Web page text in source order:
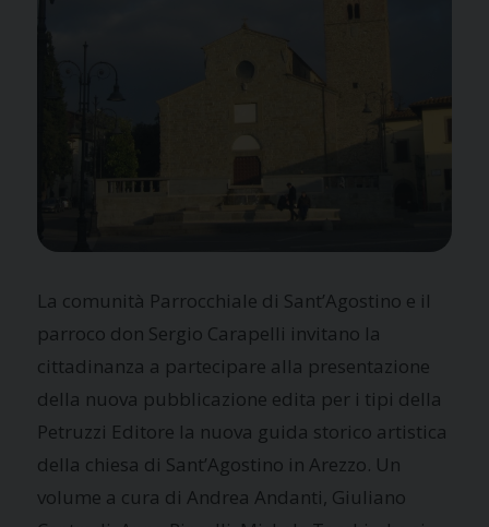
La comunità Parrocchiale di Sant’Agostino e il
parroco don Sergio Carapelli invitano la
cittadinanza a partecipare alla presentazione
della nuova pubblicazione edita per i tipi della
Petruzzi Editore la nuova guida storico artistica
della chiesa di Sant’Agostino in Arezzo. Un
volume a cura di Andrea Andanti, Giuliano